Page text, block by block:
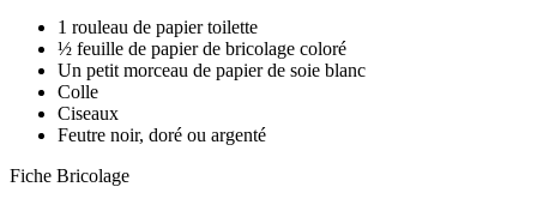
1 rouleau de papier toilette
½ feuille de papier de bricolage coloré
Un petit morceau de papier de soie blanc
Colle
Ciseaux
Feutre noir, doré ou argenté
Fiche Bricolage